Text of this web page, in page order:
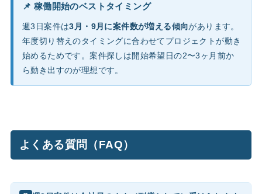
📌 稼働開始のベストタイミング
週3日案件は3月・9月に案件数が増える傾向があります。
年度切り替えのタイミングに合わせてプロジェクトが動き
始めるためです。案件探しは開始希望日の2〜3ヶ月前か
ら動き出すのが理想です。
よくある質問（FAQ）